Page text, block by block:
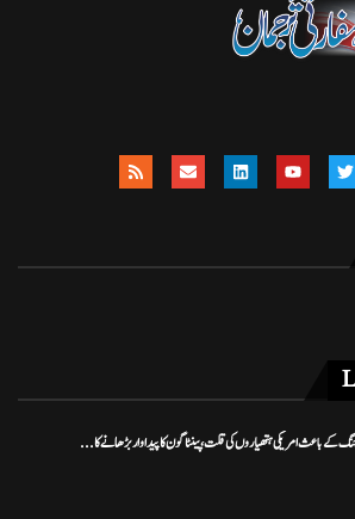
کے باعث امریکی ہتھیاروں کی قلت، پینٹاگون کا پیداوار بڑھانے کا...